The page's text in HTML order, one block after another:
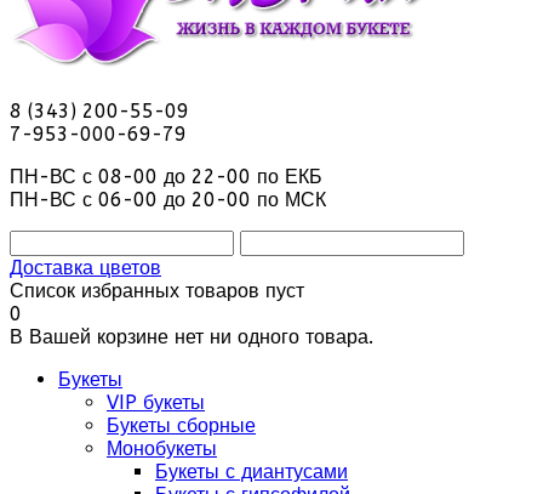
8 (343) 200-55-09
7-953-000-69-79
ПН-ВС с 08-00 до 22-00 по ЕКБ
ПН-ВС с 06-00 до 20-00 по МСК
Доставка цветов
Список избранных товаров пуст
0
В Вашей корзине нет ни одного товара.
Букеты
VIP букеты
Букеты сборные
Монобукеты
Букеты с диантусами